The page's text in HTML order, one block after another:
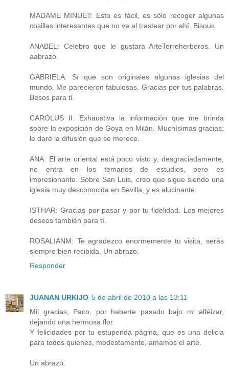
MADAME MINUET: Esto es fácil, es sólo recoger algunas
cosillas interesantes que no ve al trastear por ahí. Bisous.
ANABEL: Celebro que le gustara ArteTorreherberos. Un
aabrazo.
GABRIELA: Sí que son originales algunas iglesias del
mundo. Me parecieron fabulosas. Gracias por tus palabras.
Besos para tí.
CAROLUS II: Exhaustiva la información que me brinda
sobre la exposición de Goya en Milán. Muchísimas gracias;
le daré la difusión que se merece.
ANA: El arte oriental está poco visto y, desgraciadamente,
no entra en los temarios de estudios, pero es
impresionante. Sobre San Luis, creo que sigue siendo una
iglesia muy desconocida en Sevilla, y es alucinante.
ISTHAR: Gracias por pasar y por tu fidelidad. Los mejores
deseos también para tí.
ROSALIANM: Te agradezco enormemente tu visita, serás
siempre bien recibida. Un abrazo.
Responder
JUANAN URKIJO 5 de abril de 2010 a las 13:11
Mil gracias, Paco, por haberte pasado bajo mi alféizar,
dejando una hermosa flor.
Y felicidades por tu estupenda página, que es una delicia
para todos quienes, modestamente, amamos el arte.
Un abrazo.